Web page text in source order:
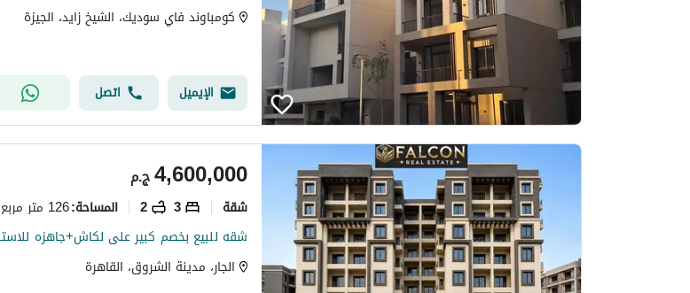
كومباوند فاي سوديك، الشيخ زايد، الجيزة
الإيميل اتصل
ج.م4,600,000
شقة 3
2 المساحة:126 متر مربع
الجار، مدينة الشروق، القاهرة